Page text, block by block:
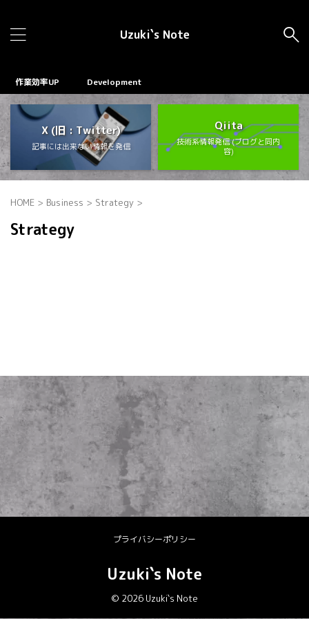
Uzuki`s Note
作業効率UP Development
X (旧 : Twitter)
記事には出来ない情報を発信
Qiita
技術系情報発信 (ブログと同内
容)
HOME > Business > Strategy >
Strategy
プライバシーポリシー
Uzuki`s Note
© 2026 Uzuki`s Note